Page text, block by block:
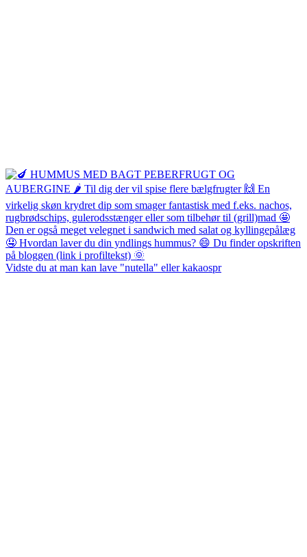
Vidste du at man kan lave "nutella" eller kakaospr